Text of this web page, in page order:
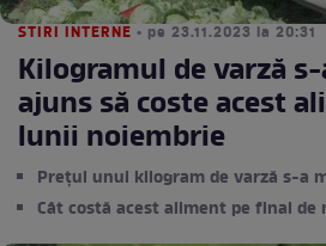
STIRI INTERNE • pe 23.11.2023 la 20:31
Kilogramul de varză
ajuns să coste acest
lunii noiembrie
Prețul unui kilogram de varză s-a
Cât costă acest aliment pe final de